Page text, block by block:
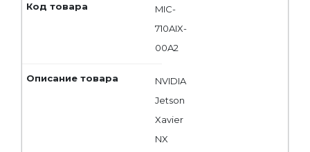
MIC-
710AIX-
00A2
NVIDIA
Jetson
Xavier
NX